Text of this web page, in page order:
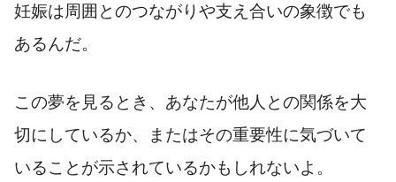
妊娠は周囲とのつながりや支え合いの象徴でも
あるんだ。
この夢を見るとき、あなたが他人との関係を大
切にしているか、またはその重要性に気づいて
いることが示されているかもしれないよ。